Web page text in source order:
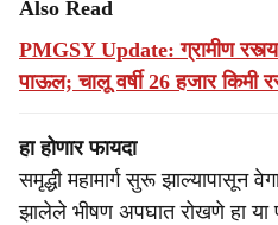
Also Read
PMGSY Update: ग्रामीण
पाऊल; चालू वर्षी 26 हजार किमी
हा होणार फायदा
समृद्धी महामार्ग सुरू झाल्यापासून
झालेले भीषण अपघात रोखणे हा या